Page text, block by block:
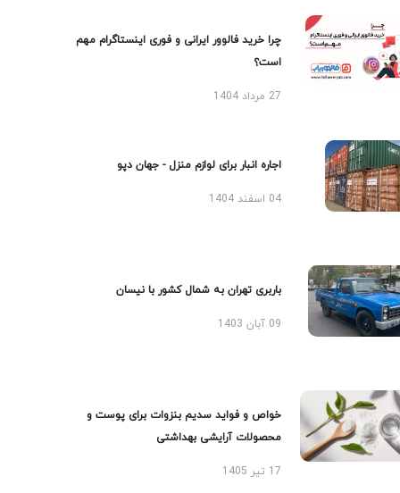
چرا خرید فالوور ایرانی و فوری اینستاگرام مهم
است؟
27 مرداد 1404
اجاره انبار برای لوازم منزل - جهان دپو
04 اسفند 1404
باربری تهران به شمال کشور با نیسان
09 آبان 1403
خواص و فواید سدیم بنزوات برای پوست و
محصولات آرایشی بهداشتی
17 تیر 1405